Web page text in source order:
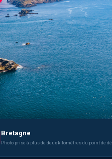
Bretagne
Photo prise à plus de deux kilomètres du point de